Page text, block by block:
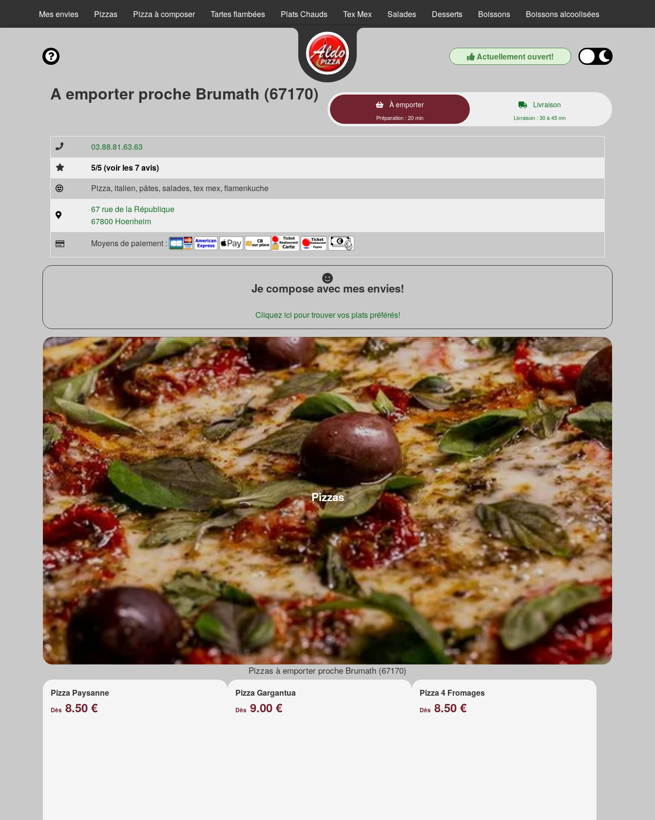
Mes envies Pizzas Pizza à composer Tartes flambées Plats Chauds Tex Mex Salades Desserts Boissons Boissons alcoolisées
Actuellement ouvert!
A emporter proche Brumath (67170) À emporter
Préparation : 20 min
Livraison
Livraison : 30 à 45 mn
03.88.81.63.63
5/5 (voir les 7 avis)
Pizza, italien, pâtes, salades, tex mex, flamenkuche
67 rue de la République
67800 Hoenheim
Moyens de paiement :
Je compose avec mes envies!
Cliquez ici pour trouver vos plats préférés!
Pizzas
Pizzas à emporter proche Brumath (67170)
Pizza Paysanne
Dès 8.50 €
Pizza Gargantua
Dès9.00 €
Pizza 4 Fromages
Dès 8.50 €